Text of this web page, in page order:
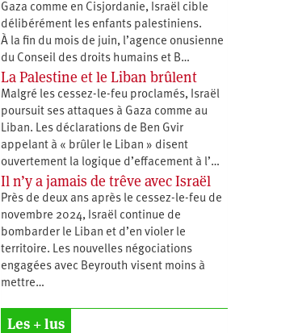
Gaza comme en Cisjordanie, Israël cible
délibérément les enfants palestiniens.
À la fin du mois de juin, l’agence onusienne
du Conseil des droits humains et B…
La Palestine et le Liban brûlent
Malgré les cessez-le-feu proclamés, Israël
poursuit ses attaques à Gaza comme au
Liban. Les déclarations de Ben Gvir
appelant à « brûler le Liban » disent
ouvertement la logique d’effacement à l’…
Il n’y a jamais de trêve avec Israël
Près de deux ans après le cessez-le-feu de
novembre 2024, Israël continue de
bombarder le Liban et d’en violer le
territoire. Les nouvelles négociations
engagées avec Beyrouth visent moins à
mettre…
Les + lus